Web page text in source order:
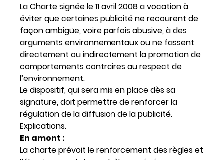
La Charte signée le 11 avril 2008 a vocation à
éviter que certaines publicité ne recourent de
façon ambigüe, voire parfois abusive, à des
arguments environnementaux ou ne fassent
directement ou indirectement la promotion de
comportements contraires au respect de
l’environnement.
Le dispositif, qui sera mis en place dès sa
signature, doit permettre de renforcer la
régulation de la diffusion de la publicité.
Explications.
En amont :
La charte prévoit le renforcement des règles et